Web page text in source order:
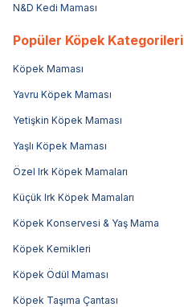
N&D Kedi Maması
Popüler Köpek Kategorileri
Köpek Maması
Yavru Köpek Maması
Yetişkin Köpek Maması
Yaşlı Köpek Maması
Özel Irk Köpek Mamaları
Küçük Irk Köpek Mamaları
Köpek Konservesi & Yaş Mama
Köpek Kemikleri
Köpek Ödül Maması
Köpek Taşıma Çantası